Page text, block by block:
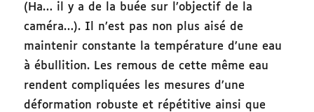
(Ha… il y a de la buée sur l’objectif de la
caméra…). Il n’est pas non plus aisé de
maintenir constante la température d’une eau
à ébullition. Les remous de cette même eau
rendent compliquées les mesures d’une
déformation robuste et répétitive ainsi que